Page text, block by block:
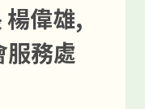
楊偉雄,
務處